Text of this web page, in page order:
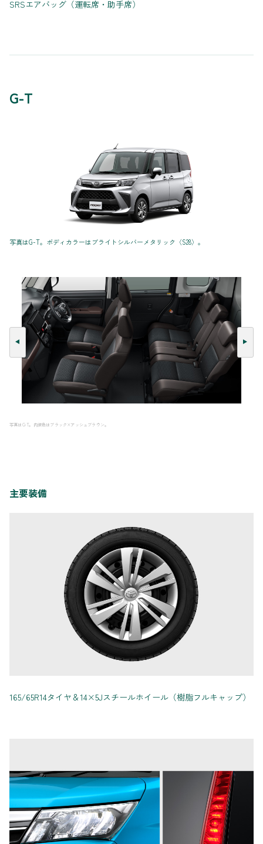
SRSエアバッグ（運転席・助手席）
G-T
写真はG-T。ボディカラーはブライトシルバーメタリック〈S28〉。
写真はG-T。内装色はブラック×アッシュブラウン。
主要装備
165/65R14タイヤ＆14×5Jスチールホイール（樹脂フルキャップ）